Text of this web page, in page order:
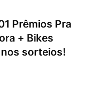
Prêmios Pra
+ Bikes
sorteios!